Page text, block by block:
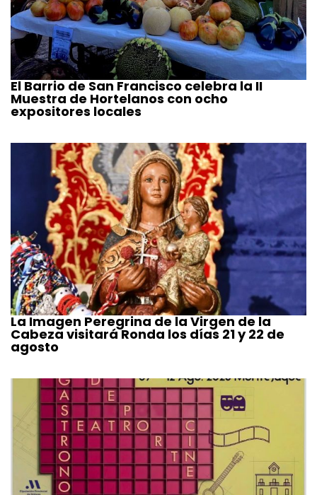
El Barrio de San Francisco celebra la II
Muestra de Hortelanos con ocho
expositores locales
La Imagen Peregrina de la Virgen de la
Cabeza visitará Ronda los días 21 y 22 de
agosto